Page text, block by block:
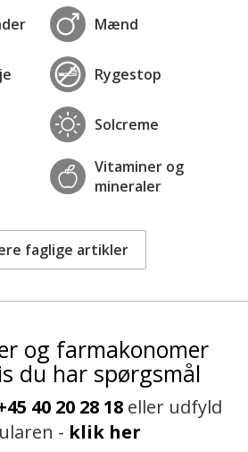
Mænd
Rygestop
Solcreme
Vitaminer og
mineraler
faglige artikler
og farmakonomer
du har spørgsmål
40 20 28 18eller udfyld
- klik her